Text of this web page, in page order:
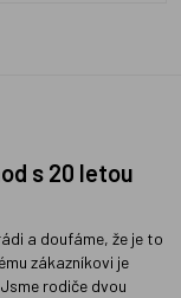
s 20 letou
a doufáme, že je to
zákazníkovi je
rodiče dvou